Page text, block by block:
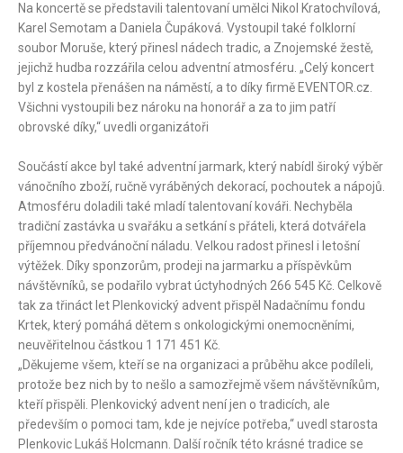
Na koncertě se představili talentovaní umělci Nikol Kratochvílová,
Karel Semotam a Daniela Čupáková. Vystoupil také folklorní
soubor Moruše, který přinesl nádech tradic, a Znojemské žestě,
jejichž hudba rozzářila celou adventní atmosféru. „Celý koncert
byl z kostela přenášen na náměstí, a to díky firmě EVENTOR.cz.
Všichni vystoupili bez nároku na honorář a za to jim patří
obrovské díky,“ uvedli organizátoři
Součástí akce byl také adventní jarmark, který nabídl široký výběr
vánočního zboží, ručně vyráběných dekorací, pochoutek a nápojů.
Atmosféru doladili také mladí talentovaní kováři. Nechyběla
tradiční zastávka u svařáku a setkání s přáteli, která dotvářela
příjemnou předvánoční náladu. Velkou radost přinesl i letošní
výtěžek. Díky sponzorům, prodeji na jarmarku a příspěvkům
návštěvníků, se podařilo vybrat úctyhodných 266 545 Kč. Celkově
tak za třináct let Plenkovický advent přispěl Nadačnímu fondu
Krtek, který pomáhá dětem s onkologickými onemocněními,
neuvěřitelnou částkou 1 171 451 Kč.
„Děkujeme všem, kteří se na organizaci a průběhu akce podíleli,
protože bez nich by to nešlo a samozřejmě všem návštěvníkům,
kteří přispěli. Plenkovický advent není jen o tradicích, ale
především o pomoci tam, kde je nejvíce potřeba,“ uvedl starosta
Plenkovic Lukáš Holcmann. Další ročník této krásné tradice se